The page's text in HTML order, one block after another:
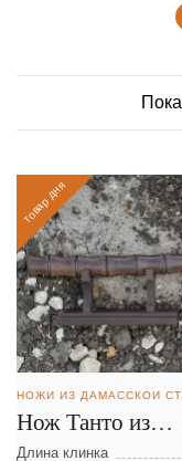
товар дня
НОЖИ ИЗ ДАМАССКОЙ
Нож Танто из
дамасской стали
Длина клинка